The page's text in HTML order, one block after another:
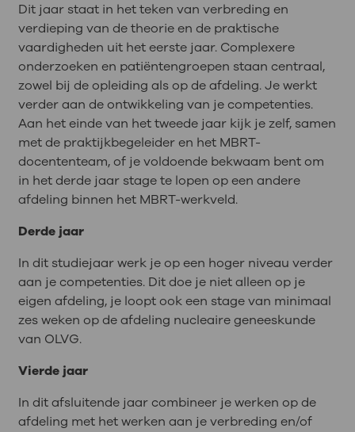
Dit jaar staat in het teken van verbreding en
verdieping van de theorie en de praktische
vaardigheden uit het eerste jaar. Complexere
onderzoeken en patiëntengroepen staan centraal,
zowel bij de opleiding als op de afdeling. Je werkt
verder aan de ontwikkeling van je competenties.
Aan het einde van het tweede jaar kijk je zelf, samen
met de praktijkbegeleider en het MBRT-
docententeam, of je voldoende bekwaam bent om
in het derde jaar stage te lopen op een andere
afdeling binnen het MBRT-werkveld.
Derde jaar
In dit studiejaar werk je op een hoger niveau verder
aan je competenties. Dit doe je niet alleen op je
eigen afdeling, je loopt ook een stage van minimaal
zes weken op de afdeling nucleaire geneeskunde
van OLVG.
Vierde jaar
In dit afsluitende jaar combineer je werken op de
afdeling met het werken aan je verbreding en/of